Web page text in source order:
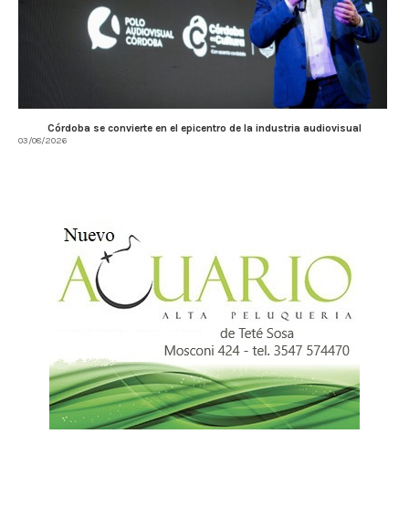
Córdoba se convierte en el epicentro de la industria audiovisual
03/08/2026